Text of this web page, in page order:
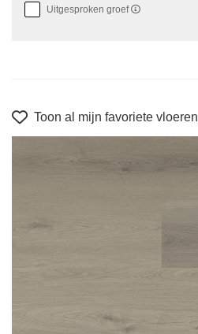
Uitgesproken groef
Toon al mijn favoriete vloeren